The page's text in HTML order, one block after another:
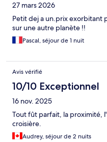
27 mars 2026
Petit dej a un.prix exorbitant
sur une autre planète !!
Pascal, séjour de 1 nuit
Avis vérifié
10/10 Exceptionnel
16 nov. 2025
Tout fût parfait, la proximité,
croisière.
Audrey, séjour de 2 nuits